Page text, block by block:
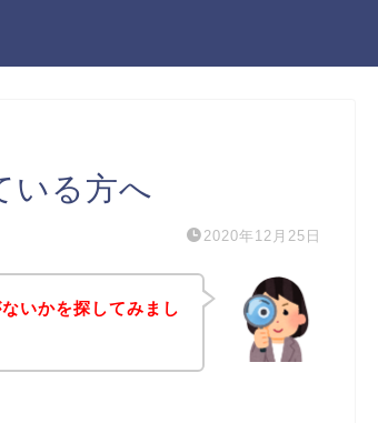
いる方へ
2020年12月25日
いかを探してみまし